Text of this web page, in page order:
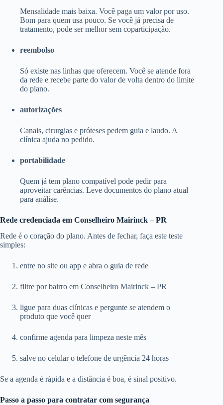
Mensalidade mais baixa. Você paga um valor por uso.
Bom para quem usa pouco. Se você já precisa de
tratamento, pode ser melhor sem coparticipação.
reembolso
Só existe nas linhas que oferecem. Você se atende fora
da rede e recebe parte do valor de volta dentro do limite
do plano.
autorizações
Canais, cirurgias e próteses pedem guia e laudo. A
clínica ajuda no pedido.
portabilidade
Quem já tem plano compatível pode pedir para
aproveitar carências. Leve documentos do plano atual
para análise.
Rede credenciada em Conselheiro Mairinck – PR
Rede é o coração do plano. Antes de fechar, faça este teste
simples:
entre no site ou app e abra o guia de rede
filtre por bairro em Conselheiro Mairinck – PR
ligue para duas clínicas e pergunte se atendem o
produto que você quer
confirme agenda para limpeza neste mês
salve no celular o telefone de urgência 24 horas
Se a agenda é rápida e a distância é boa, é sinal positivo.
Passo a passo para contratar com segurança